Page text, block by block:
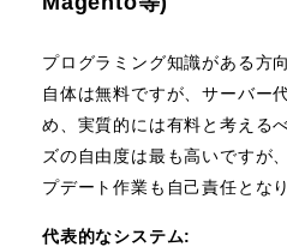
プログラミング知識がある方
自体は無料ですが、サーバー
め、実質的には有料と考える
ズの自由度は最も高いですが
プデート作業も自己責任とな
代表的なシステム: